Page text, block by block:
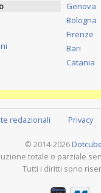
Genova
Bologna
Firenze
Bari
Catania
redazionali Privacy
© 2014-2026
totale o parziale
Tutti i diritti sono